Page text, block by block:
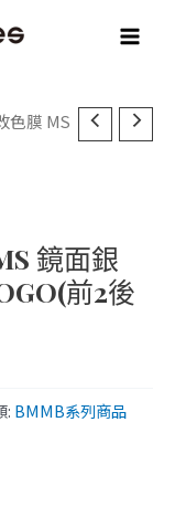
色膜 MS
鏡面銀
前2後
: BMMB系列商品